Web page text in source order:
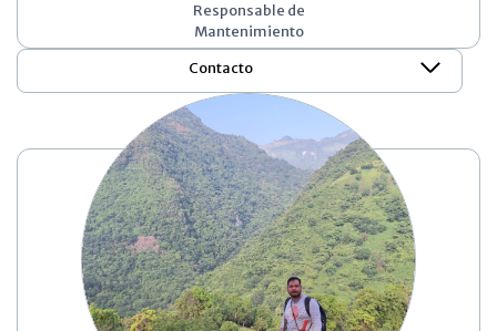
Responsable de
Mantenimiento
Contacto